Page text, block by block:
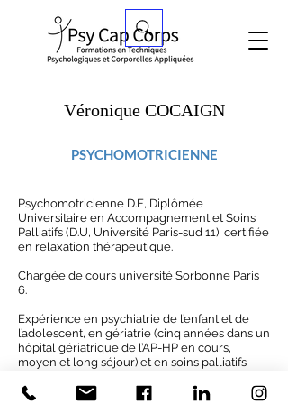
Véronique COCAIGN
PSYCHOMOTRICIENNE
Psychomotricienne D.E, Diplômée
Universitaire en Accompagnement et Soins
Palliatifs (D.U, Université Paris-sud 11), certifiée
en relaxation thérapeutique.
Chargée de cours université Sorbonne Paris
6.
Expérience en psychiatrie de l’enfant et de
l’adolescent, en gériatrie (cinq années dans un
hôpital gériatrique de l’AP-HP en cours,
moyen et long séjour) et en soins palliatifs